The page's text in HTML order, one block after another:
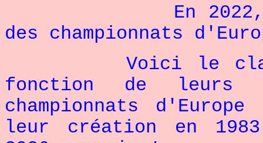
En 2022, nous
des championnats
Voici le
fonction de leurs
championnats
leur création en 1983